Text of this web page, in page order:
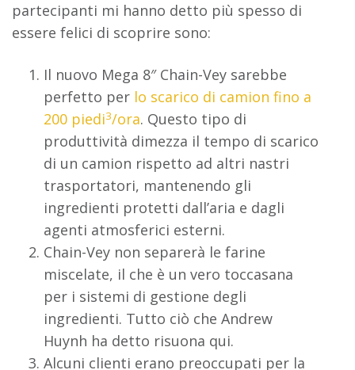
partecipanti mi hanno detto più spesso di
essere felici di scoprire sono:
Il nuovo Mega 8″ Chain-Vey sarebbe
perfetto per lo scarico di camion fino a
200 piedi3/ora. Questo tipo di
produttività dimezza il tempo di scarico
di un camion rispetto ad altri nastri
trasportatori, mantenendo gli
ingredienti protetti dall’aria e dagli
agenti atmosferici esterni.
Chain-Vey non separerà le farine
miscelate, il che è un vero toccasana
per i sistemi di gestione degli
ingredienti. Tutto ciò che Andrew
Huynh ha detto risuona qui.
Alcuni clienti erano preoccupati per la